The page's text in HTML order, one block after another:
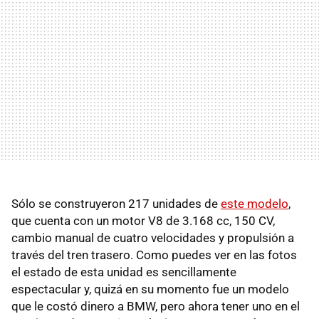
Sólo se construyeron 217 unidades de este modelo,
que cuenta con un motor V8 de 3.168 cc, 150 CV,
cambio manual de cuatro velocidades y propulsión a
través del tren trasero. Como puedes ver en las fotos
el estado de esta unidad es sencillamente
espectacular y, quizá en su momento fue un modelo
que le costó dinero a BMW, pero ahora tener uno en el